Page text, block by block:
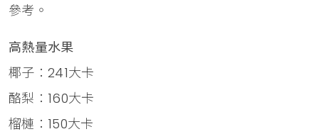
參考。
高熱量水果
椰子：241大卡
酪梨：160大卡
榴槤：150大卡